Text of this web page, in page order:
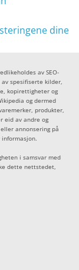
dine
av SEO-
spesifiserte kilder,
kopirettigheter og
og dermed
produkter,
eid av andre og
annonsering på
i samsvar med
dette nettstedet,